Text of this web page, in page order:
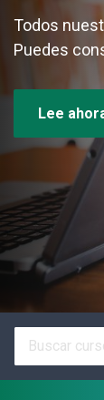
Todos
Puedes
Lee